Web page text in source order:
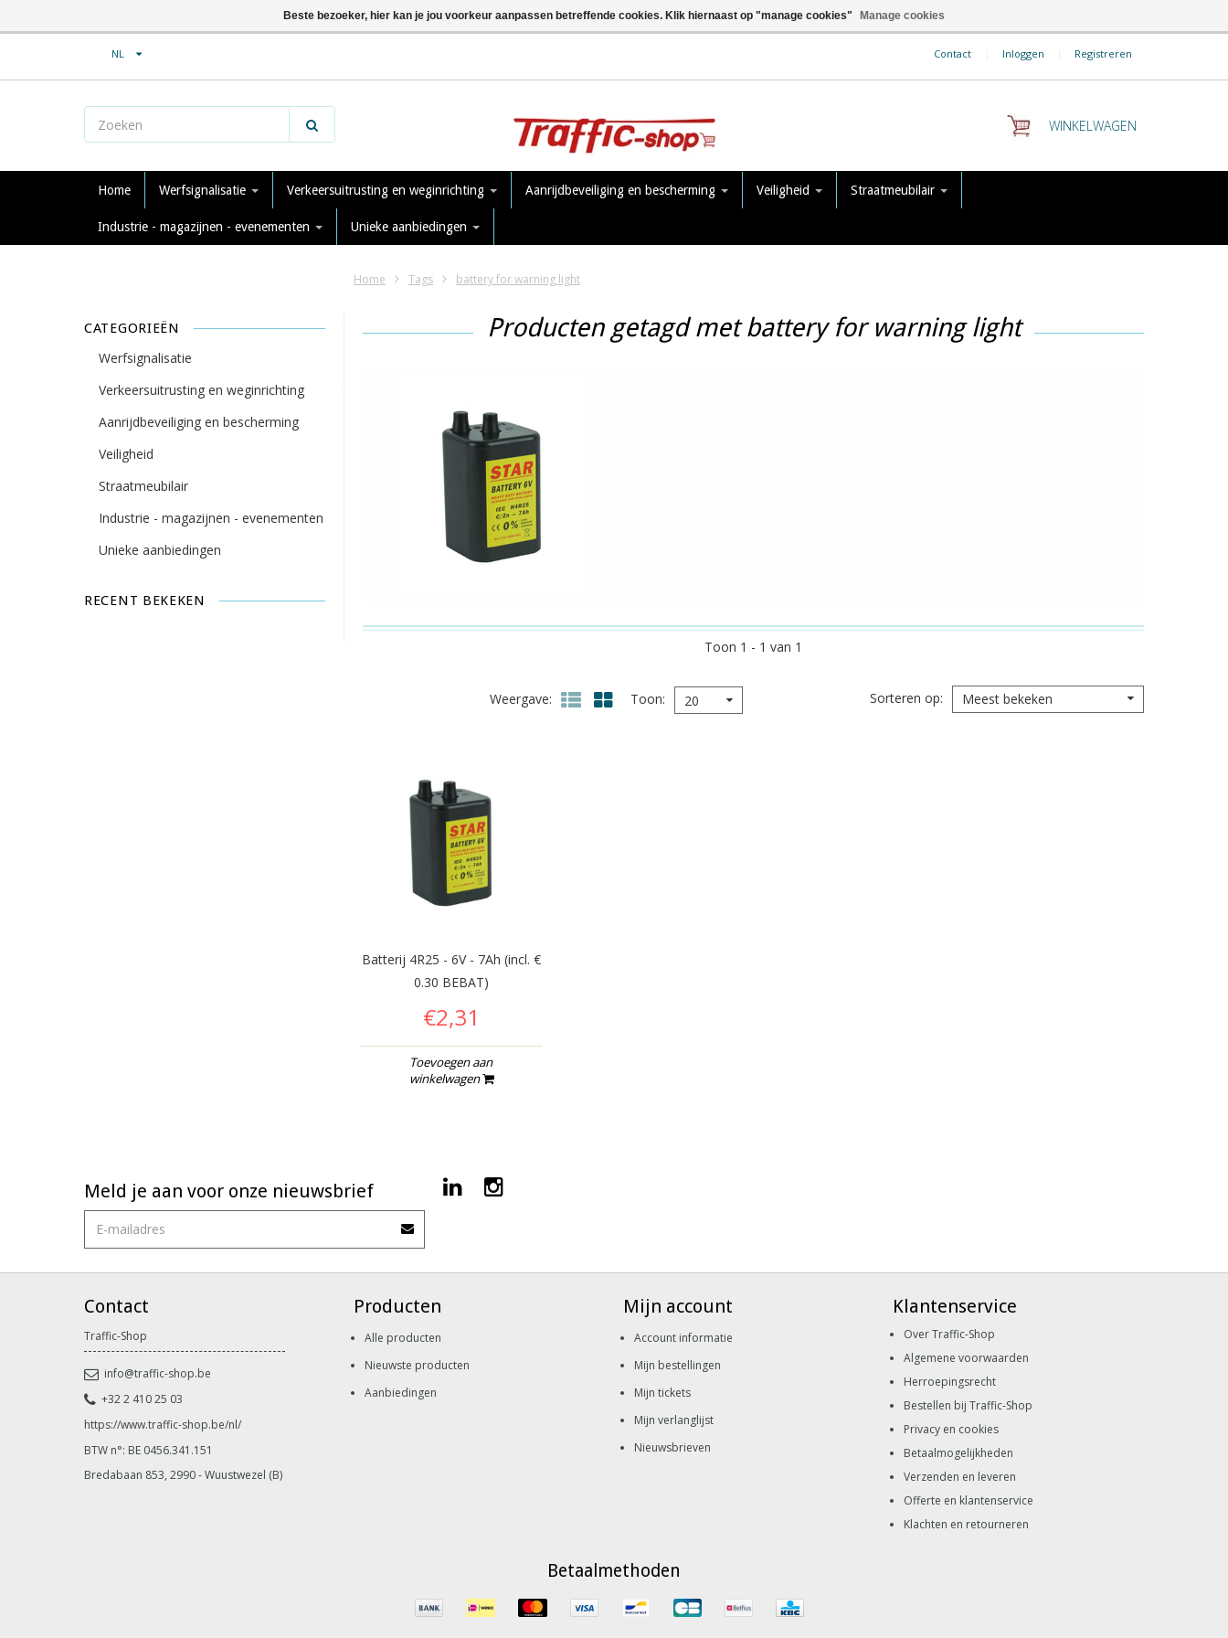
NL Contact | Inloggen | Registreren
WINKELWAGEN
Home Werfsignalisatie Verkeersuitrusting en weginrichting Aanrijdbeveiliging en bescherming Veiligheid Straatmeubilair
Industrie - magazijnen - evenementen Unieke aanbiedingen
Home Tags battery for warning light
CATEGORIEËN
Werfsignalisatie
Verkeersuitrusting en weginrichting
Aanrijdbeveiliging en bescherming
Veiligheid
Straatmeubilair
Industrie - magazijnen - evenementen
Unieke aanbiedingen
RECENT BEKEKEN
Producten getagd met battery for warning light
Toon 1 - 1 van 1
Weergave Toon 20 Sorteren op Meest bekeken
Batterij 4R25 - 6V - 7Ah (incl. €
0.30 BEBAT)
€2,31
Toevoegen aan
winkelwagen
Meld je aan voor onze nieuwsbrief
Contact
Traffic-Shop
info@traffic-shop.be
+32 2 410 25 03
https://www.traffic-shop.be/nl/
BTW n°: BE 0456.341.151
Bredabaan 853, 2990 - Wuustwezel (B)
Producten
Alle producten
Nieuwste producten
Aanbiedingen
Mijn account
Account informatie
Mijn bestellingen
Mijn tickets
Mijn verlanglijst
Nieuwsbrieven
Klantenservice
Over Traffic-Shop
Algemene voorwaarden
Herroepingsrecht
Bestellen bij Traffic-Shop
Privacy en cookies
Betaalmogelijkheden
Verzenden en leveren
Offerte en klantenservice
Klachten en retourneren
Betaalmethoden
Beste bezoeker, hier kan je jou voorkeur aanpassen betreffende cookies. Klik hiernaast op "manage cookies" Manage cookies